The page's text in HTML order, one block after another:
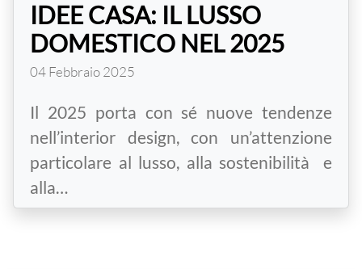
IDEE CASA: IL LUSSO
DOMESTICO NEL 2025
04 Febbraio 2025
Il 2025 porta con sé nuove tendenze
nell’interior design, con un’attenzione
particolare al lusso, alla sostenibilità e
alla…